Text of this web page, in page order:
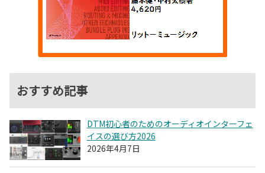
おすすめ記事
DTM初心者のためのオーディオインターフェ
イスの選び方2026
2026年4月7日